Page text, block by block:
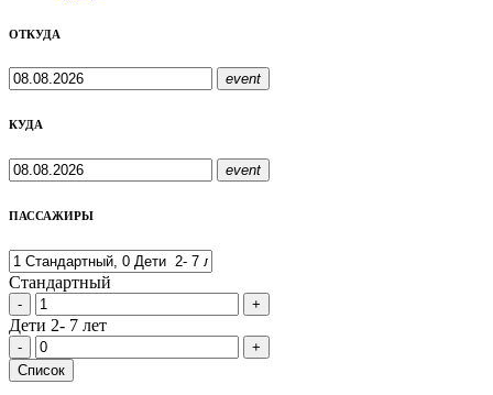
ОТКУДА
event
КУДА
event
ПАССАЖИРЫ
Стандартный
- +
Дети 2- 7 лет
-
+
Cписок